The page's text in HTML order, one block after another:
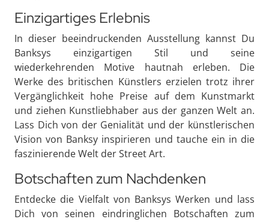
Einzigartiges Erlebnis
In dieser beeindruckenden Ausstellung kannst Du
Banksys einzigartigen Stil und seine
wiederkehrenden Motive hautnah erleben. Die
Werke des britischen Künstlers erzielen trotz ihrer
Vergänglichkeit hohe Preise auf dem Kunstmarkt
und ziehen Kunstliebhaber aus der ganzen Welt an.
Lass Dich von der Genialität und der künstlerischen
Vision von Banksy inspirieren und tauche ein in die
faszinierende Welt der Street Art.
Botschaften zum Nachdenken
Entdecke die Vielfalt von Banksys Werken und lass
Dich von seinen eindringlichen Botschaften zum